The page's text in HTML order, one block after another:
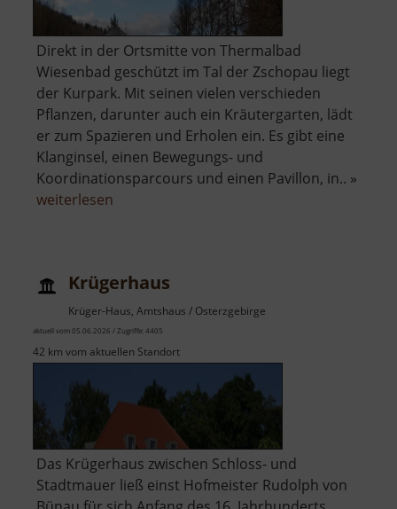
Direkt in der Ortsmitte von Thermalbad
Wiesenbad geschützt im Tal der Zschopau liegt
der Kurpark. Mit seinen vielen verschieden
Pflanzen, darunter auch ein Kräutergarten, lädt
er zum Spazieren und Erholen ein. Es gibt eine
Klanginsel, einen Bewegungs- und
Koordinationsparcours und einen Pavillon, in.. »
weiterlesen
Krügerhaus
Krüger-Haus, Amtshaus / Osterzgebirge
aktuell vom 05.06.2026 / Zugriffe: 4405
42 km vom aktuellen Standort
Das Krügerhaus zwischen Schloss- und
Stadtmauer ließ einst Hofmeister Rudolph von